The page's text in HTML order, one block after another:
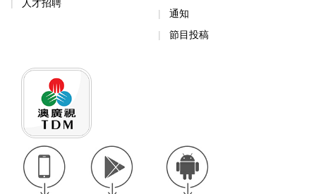
人才招聘
通知
節目投稿